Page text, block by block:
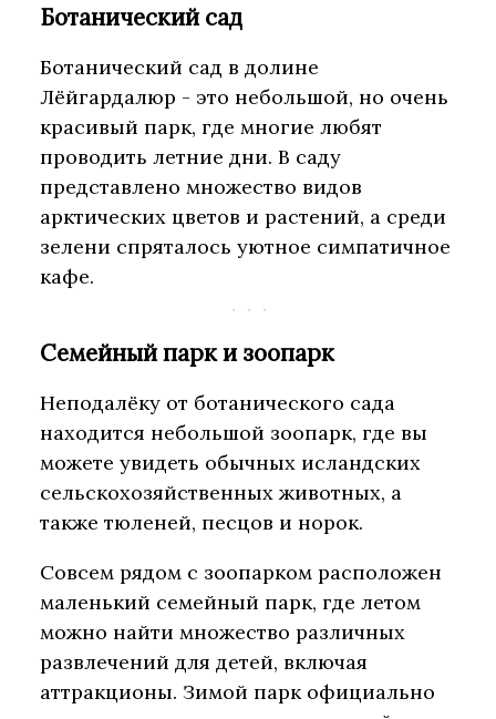
Ботанический сад
Ботанический сад в долине
Лёйгардалюр - это небольшой, но очень
красивый парк, где многие любят
проводить летние дни. В саду
представлено множество видов
арктических цветов и растений, а среди
зелени спряталось уютное симпатичное
кафе.
Семейный парк и зоопарк
Неподалёку от ботанического сада
находится небольшой зоопарк, где вы
можете увидеть обычных исландских
сельскохозяйственных животных, а
также тюленей, песцов и норок.
Совсем рядом с зоопарком расположен
маленький семейный парк, где летом
можно найти множество различных
развлечений для детей, включая
аттракционы. Зимой парк официально